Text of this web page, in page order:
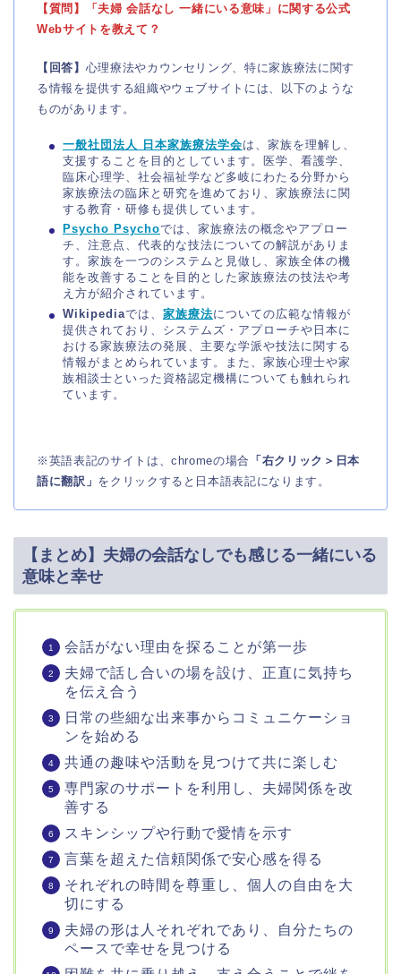
【質問】「夫婦 会話なし 一緒にいる意味」に関する公式
Webサイトを教えて？
【回答】 心理療法やカウンセリング、特に家族療法に関す
る情報を提供する組織やウェブサイトには、以下のような
ものがあります。
一般社団法人 日本家族療法学会は、家族を理解し、
支援することを目的としています。医学、看護学、
臨床心理学、社会福祉学など多岐にわたる分野から
家族療法の臨床と研究を進めており、家族療法に関
する教育・研修も提供しています​ ​。
Psycho Psychoでは、家族療法の概念やアプロー
チ、注意点、代表的な技法についての解説がありま
す。家族を一つのシステムと見做し、家族全体の機
能を改善することを目的とした家族療法の技法や考
え方が紹介されています​ ​。
Wikipediaでは、 家族療法についての広範な情報が
提供されており、システムズ・アプローチや日本に
おける家族療法の発展、主要な学派や技法に関する
情報がまとめられています。また、家族心理士や家
族相談士といった資格認定機構についても触れられ
ています​ ​。
※英語表記のサイトは、chromeの場合 「右クリック＞日本
語に翻訳」 をクリックすると日本語表記になります。
【まとめ】夫婦の会話なしでも感じる一緒にいる
意味と幸せ
会話がない理由を探ることが第一歩
夫婦で話し合いの場を設け、正直に気持ち
を伝え合う
日常の些細な出来事からコミュニケーショ
ンを始める
共通の趣味や活動を見つけて共に楽しむ
専門家のサポートを利用し、夫婦関係を改
善する
スキンシップや行動で愛情を示す
言葉を超えた信頼関係で安心感を得る
それぞれの時間を尊重し、個人の自由を大
切にする
夫婦の形は人それぞれであり、自分たちの
ペースで幸せを見つける